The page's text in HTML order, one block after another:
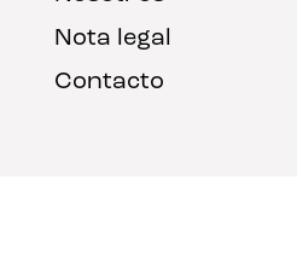
Nota legal
Contacto